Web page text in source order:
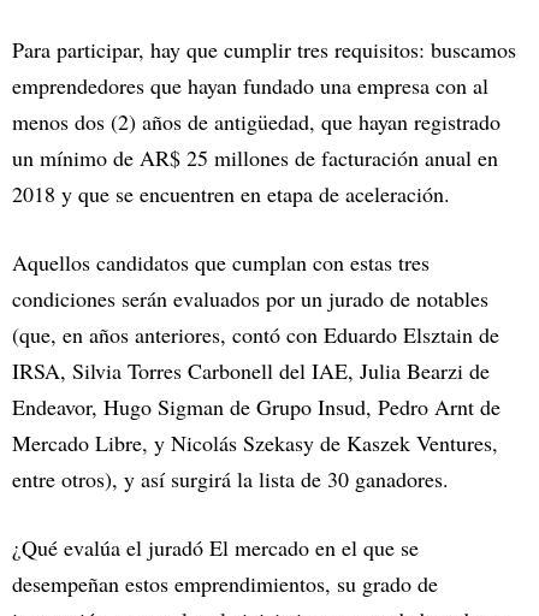
Para participar, hay que cumplir tres requisitos: buscamos
emprendedores que hayan fundado una empresa con al
menos dos (2) años de antigüedad, que hayan registrado
un mínimo de AR$ 25 millones de facturación anual en
2018 y que se encuentren en etapa de aceleración.
Aquellos candidatos que cumplan con estas tres
condiciones serán evaluados por un jurado de notables
(que, en años anteriores, contó con Eduardo Elsztain de
IRSA, Silvia Torres Carbonell del IAE, Julia Bearzi de
Endeavor, Hugo Sigman de Grupo Insud, Pedro Arnt de
Mercado Libre, y Nicolás Szekasy de Kaszek Ventures,
entre otros), y así surgirá la lista de 30 ganadores.
¿Qué evalúa el juradó El mercado en el que se
desempeñan estos emprendimientos, su grado de